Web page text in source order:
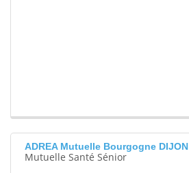
ADREA Mutuelle Bourgogne DIJON
Mutuelle Santé Sénior